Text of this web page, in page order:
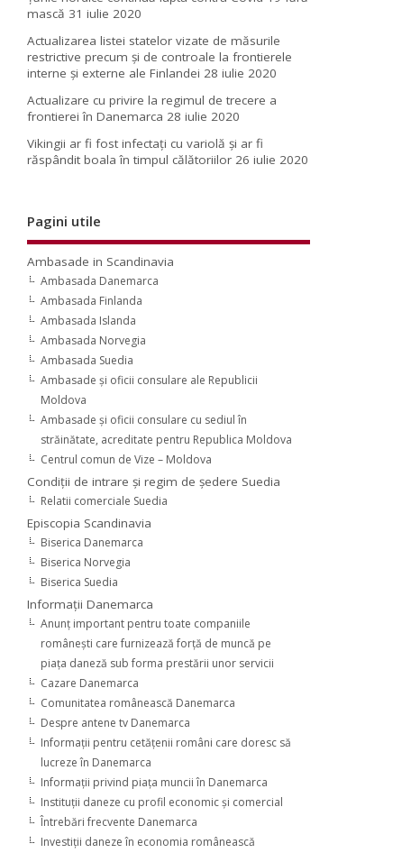
mască 31 iulie 2020
Actualizarea listei statelor vizate de măsurile
restrictive precum și de controale la frontierele
interne și externe ale Finlandei 28 iulie 2020
Actualizare cu privire la regimul de trecere a
frontierei în Danemarca 28 iulie 2020
Vikingii ar fi fost infectaţi cu variolă şi ar fi
răspândit boala în timpul călătoriilor 26 iulie 2020
Pagini utile
Ambasade in Scandinavia
Ambasada Danemarca
Ambasada Finlanda
Ambasada Islanda
Ambasada Norvegia
Ambasada Suedia
Ambasade şi oficii consulare ale Republicii
Moldova
Ambasade şi oficii consulare cu sediul în
străinătate, acreditate pentru Republica Moldova
Centrul comun de Vize – Moldova
Condiţii de intrare şi regim de şedere Suedia
Relatii comerciale Suedia
Episcopia Scandinavia
Biserica Danemarca
Biserica Norvegia
Biserica Suedia
Informaţii Danemarca
Anunţ important pentru toate companiile
româneşti care furnizează forţă de muncă pe
piaţa daneză sub forma prestării unor servicii
Cazare Danemarca
Comunitatea românească Danemarca
Despre antene tv Danemarca
Informaţii pentru cetăţenii români care doresc să
lucreze în Danemarca
Informaţii privind piaţa muncii în Danemarca
Instituţii daneze cu profil economic şi comercial
Întrebări frecvente Danemarca
Investiţii daneze în economia românească